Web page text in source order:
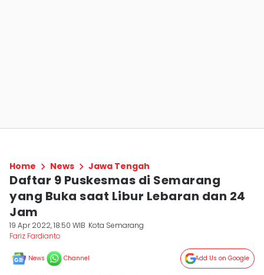
Home News Jawa Tengah
Daftar 9 Puskesmas di Semarang
yang Buka saat Libur Lebaran dan 24
Jam
19 Apr 2022, 18:50 WIB Kota Semarang
Fariz Fardianto
News Channel Add Us on Google